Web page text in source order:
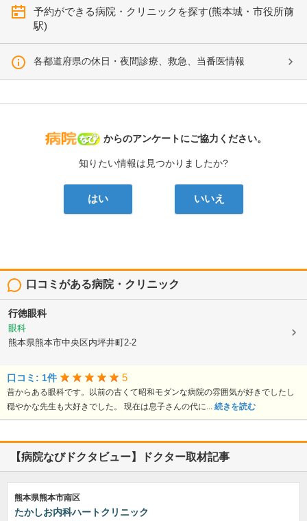
予約ができる病院・クリニックを探す(熊本城・市役所前
駅)
各都道府県の休日・夜間診療、救急、当番医情報
病院なび
からのアンケートにご協力ください。
知りたい情報は見つかりましたか?
はい いいえ
口コミがある病院・クリニック
行徳眼科
眼科
熊本県熊本市中央区内坪井町2-2
口コミ: 1件 5
昔からある眼科です。以前の古くて昭和モダンな病院の雰囲気が好きでしたし
穏やかな先生も大好きでした。 現在は息子さんの代に... 続きを読む
【病院なびドクタビュー】ドクター取材記事
熊本県熊本市南区
たかしお内科ハートクリニック